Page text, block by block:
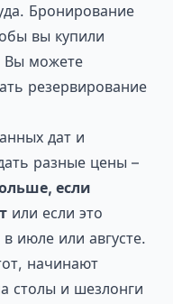
Бронирование
вы купили
Вы можете
резервирование
дат и
разные цены –
если
или если это
июле или августе.
начинают
столы и шезлонги